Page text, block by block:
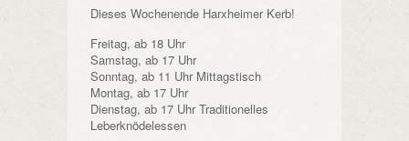
Dieses Wochenende Harxheimer Kerb!
Freitag, ab 18 Uhr
Samstag, ab 17 Uhr
Sonntag, ab 11 Uhr Mittagstisch
Montag, ab 17 Uhr
Dienstag, ab 17 Uhr Traditionelles
Leberknödelessen